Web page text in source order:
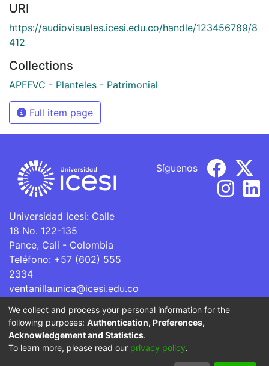
URI
https://audiovisuales.icesi.edu.co/handle/123456789/8
412
Collections
APFFVC - Planteles - Patrimonial
Full item page
Universidad Icesi: Calle
18 No. 122-135
Pance, Cali - Colombia
Teléfono: +57 (602) 555
2334
ventanillaunica@icesi.edu.co
Síguenos
La Universidad Icesi es una Institución de Educación
Superior que se encuentra sujeta a inspección y vigilancia
por parte del Ministerio de Educación Nacional.
We collect and process your personal information for the
following purposes: Authentication, Preferences,
Acknowledgement and Statistics.
To learn more, please read our privacy policy.